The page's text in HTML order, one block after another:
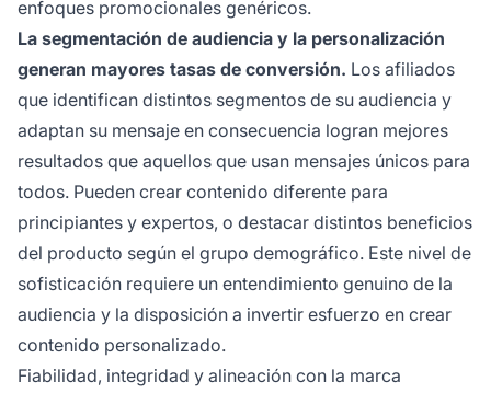
enfoques promocionales genéricos.
La segmentación de audiencia y la personalización
generan mayores tasas de conversión. Los afiliados
que identifican distintos segmentos de su audiencia y
adaptan su mensaje en consecuencia logran mejores
resultados que aquellos que usan mensajes únicos para
todos. Pueden crear contenido diferente para
principiantes y expertos, o destacar distintos beneficios
del producto según el grupo demográfico. Este nivel de
sofisticación requiere un entendimiento genuino de la
audiencia y la disposición a invertir esfuerzo en crear
contenido personalizado.
Fiabilidad, integridad y alineación con la marca